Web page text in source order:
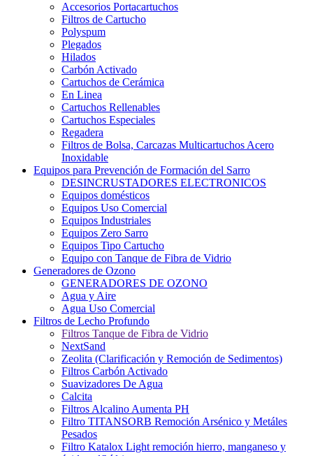
Accesorios Portacartuchos
Filtros de Cartucho
Polyspum
Plegados
Hilados
Carbón Activado
Cartuchos de Cerámica
En Linea
Cartuchos Rellenables
Cartuchos Especiales
Regadera
Filtros de Bolsa, Carcazas Multicartuchos Acero
Inoxidable
Equipos para Prevención de Formación del Sarro
DESINCRUSTADORES ELECTRONICOS
Equipos domésticos
Equipos Uso Comercial
Equipos Industriales
Equipos Zero Sarro
Equipos Tipo Cartucho
Equipo con Tanque de Fibra de Vidrio
Generadores de Ozono
GENERADORES DE OZONO
Agua y Aire
Agua Uso Comercial
Filtros de Lecho Profundo
Filtros Tanque de Fibra de Vidrio
NextSand
Zeolita (Clarificación y Remoción de Sedimentos)
Filtros Carbón Activado
Suavizadores De Agua
Calcita
Filtros Alcalino Aumenta PH
Filtro TITANSORB Remoción Arsénico y Metáles
Pesados
Filtro Katalox Light remoción hierro, manganeso y